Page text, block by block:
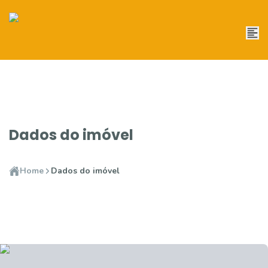
Dados do imóvel
Home Dados do imóvel